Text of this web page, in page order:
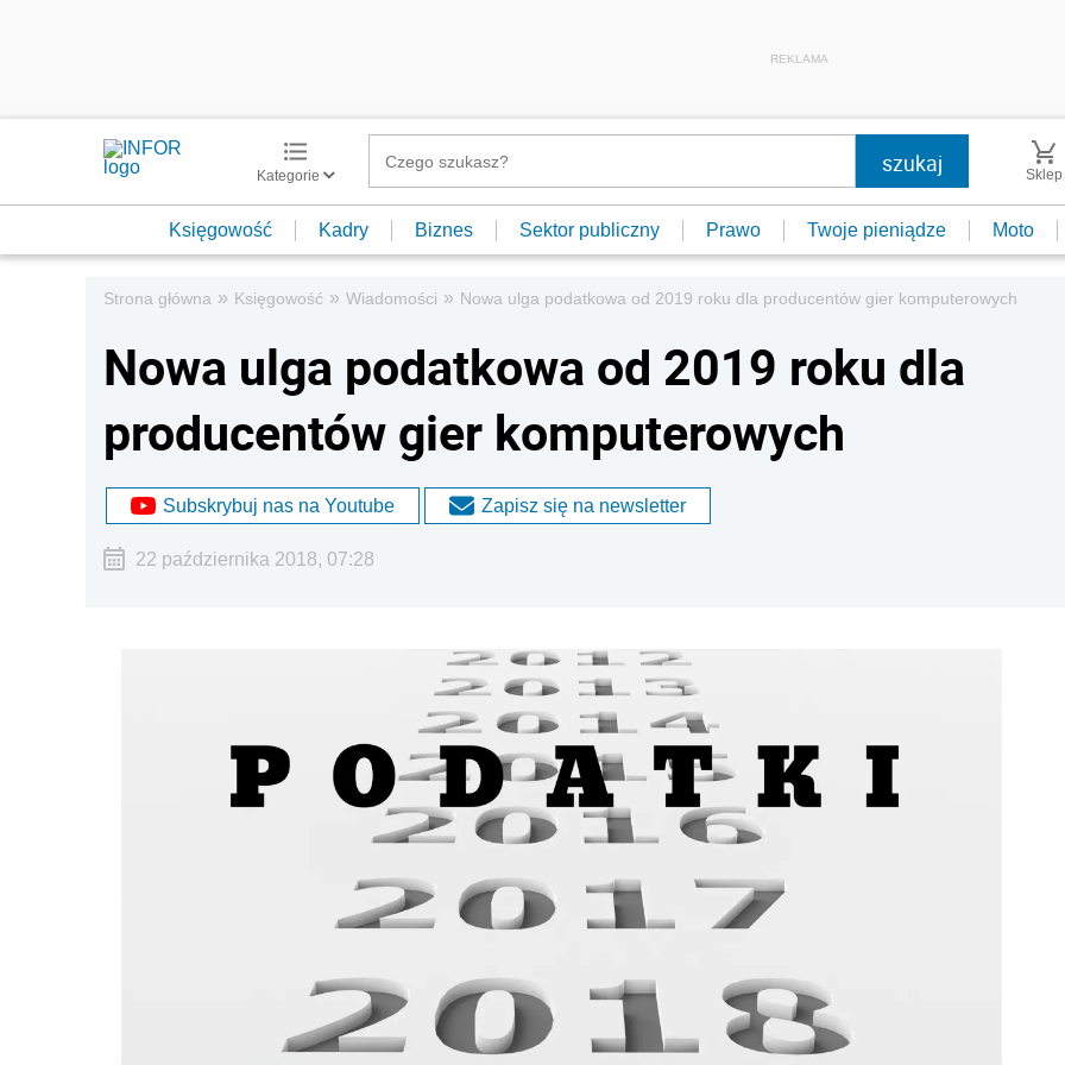
REKLAMA
Kategorie Sklep
Księgowość Kadry Biznes Sektor publiczny Prawo Twoje pieniądze Moto
Strona główna » Księgowość » Wiadomości » Nowa ulga podatkowa od 2019 roku dla producentów gier komputerowych
Nowa ulga podatkowa od 2019 roku dla
producentów gier komputerowych
Subskrybuj nas na Youtube Zapisz się na newsletter
22 października 2018, 07:28